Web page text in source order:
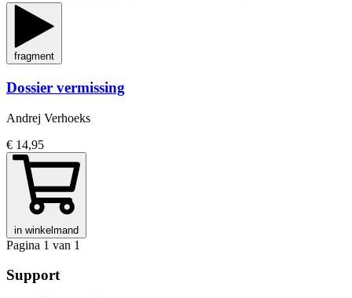
fragment
Dossier vermissing
Andrej Verhoeks
€ 14,95
in winkelmand
Pagina 1 van 1
Support